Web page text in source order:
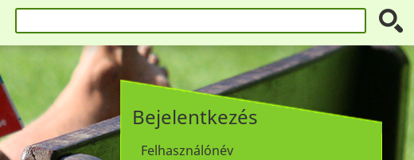
Bejelentkezés
Felhasználónév